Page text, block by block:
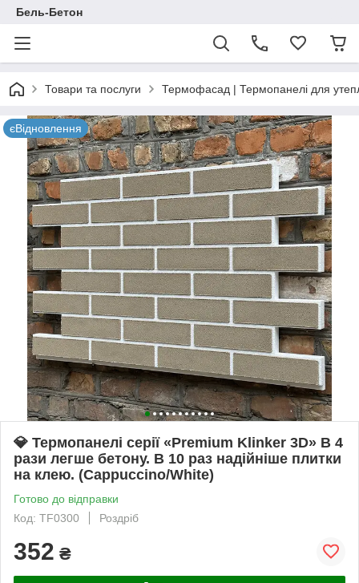
Бель-Бетон
Товари та послуги Термофасад | Термопанелі для
єВідновлення
💎 Термопанелі серії «Premium Klinker 3D» В 4
рази легше бетону. В 10 раз надійніше плитки
на клею. (Cappuccino/White)
Готово до відправки
Код: TF0300
Роздріб
352 ₴